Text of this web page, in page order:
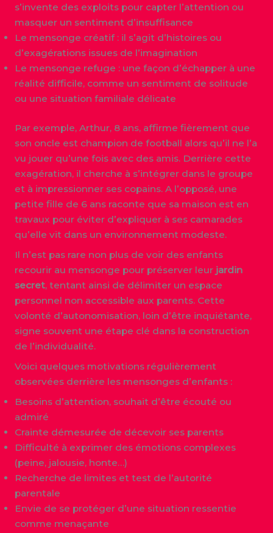
s’invente des exploits pour capter l’attention ou
masquer un sentiment d’insuffisance
Le mensonge créatif : il s’agit d’histoires ou
d’exagérations issues de l’imagination
Le mensonge refuge : une façon d’échapper à une
réalité difficile, comme un sentiment de solitude
ou une situation familiale délicate
Par exemple, Arthur, 8 ans, affirme fièrement que
son oncle est champion de football alors qu’il ne l’a
vu jouer qu’une fois avec des amis. Derrière cette
exagération, il cherche à s’intégrer dans le groupe
et à impressionner ses copains. A l’opposé, une
petite fille de 6 ans raconte que sa maison est en
travaux pour éviter d’expliquer à ses camarades
qu’elle vit dans un environnement modeste.
Il n’est pas rare non plus de voir des enfants
recourir au mensonge pour préserver leur jardin
secret, tentant ainsi de délimiter un espace
personnel non accessible aux parents. Cette
volonté d’autonomisation, loin d’être inquiétante,
signe souvent une étape clé dans la construction
de l’individualité.
Voici quelques motivations régulièrement
observées derrière les mensonges d’enfants :
Besoins d’attention, souhait d’être écouté ou
admiré
Crainte démesurée de décevoir ses parents
Difficulté à exprimer des émotions complexes
(peine, jalousie, honte…)
Recherche de limites et test de l’autorité
parentale
Envie de se protéger d’une situation ressentie
comme menaçante